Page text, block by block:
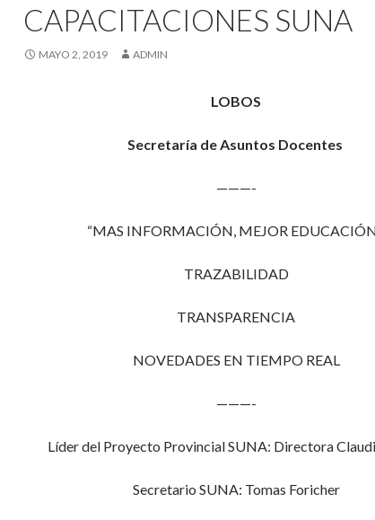
CAPACITACIONES SUNA
MAYO 2, 2019 ADMIN
LOBOS
Secretaría de Asuntos Docentes
———-
“MAS INFORMACIÓN, MEJOR
TRAZABILIDAD
TRANSPARENCIA
NOVEDADES EN TIEMPO REAL
———-
Líder del Proyecto Provincial SUNA: Directora
Secretario SUNA: Tomas Foricher